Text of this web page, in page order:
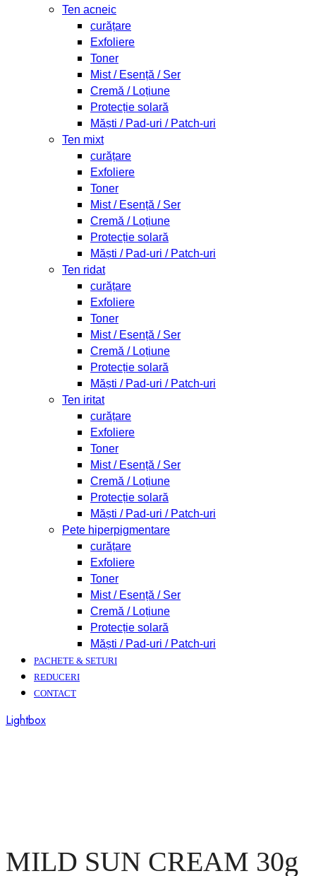
Ten acneic
curățare
Exfoliere
Toner
Mist / Esență / Ser
Cremă / Loțiune
Protecție solară
Măști / Pad-uri / Patch-uri
Ten mixt
curățare
Exfoliere
Toner
Mist / Esență / Ser
Cremă / Loțiune
Protecție solară
Măști / Pad-uri / Patch-uri
Ten ridat
curățare
Exfoliere
Toner
Mist / Esență / Ser
Cremă / Loțiune
Protecție solară
Măști / Pad-uri / Patch-uri
Ten iritat
curățare
Exfoliere
Toner
Mist / Esență / Ser
Cremă / Loțiune
Protecție solară
Măști / Pad-uri / Patch-uri
Pete hiperpigmentare
curățare
Exfoliere
Toner
Mist / Esență / Ser
Cremă / Loțiune
Protecție solară
Măști / Pad-uri / Patch-uri
PACHETE & SETURI
REDUCERI
CONTACT
Lightbox
MILD SUN CREAM 30g